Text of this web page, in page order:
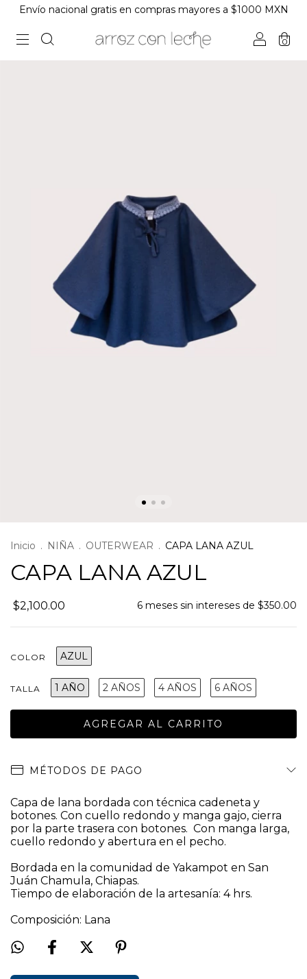
Envío nacional gratis en compras mayores a $1000 MXN
0
Inicio . NIÑA . OUTERWEAR . CAPA LANA AZUL
CAPA LANA AZUL
$2,100.00 6 meses sin intereses de $350.00
COLOR AZUL
TALLA 1 AÑO 2 AÑOS 4 AÑOS 6 AÑOS
MÉTODOS DE PAGO
Capa de lana bordada con técnica cadeneta y
botones. Con cuello redondo y manga gajo, cierra
por la parte trasera con botones. Con manga larga,
cuello redondo y abertura en el pecho.
Bordada en la comunidad de Yakampot en San
Juán Chamula, Chiapas.
Tiempo de elaboración de la artesanía: 4 hrs.
Composición: Lana